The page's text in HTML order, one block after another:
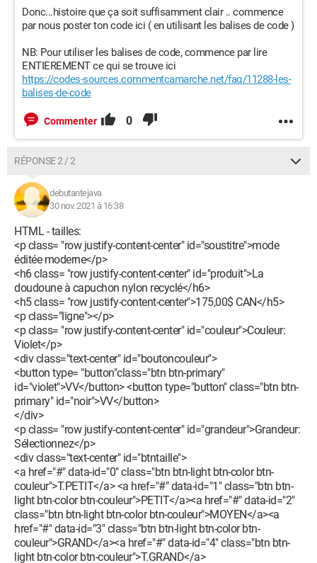
Donc...histoire que ça soit suffisamment clair .. commence
par nous poster ton code ici ( en utilisant les balises de code )
NB: Pour utiliser les balises de code, commence par lire
ENTIEREMENT ce qui se trouve ici
https://codes-sources.commentcamarche.net/faq/11288-les-
balises-de-code
Commenter 0
RÉPONSE 2 / 2
debutantejava
30 nov. 2021 à 16:38
HTML - tailles:
<p class= "row justify-content-center" id="soustitre">mode
éditée moderne</p>
<h6 class= "row justify-content-center" id="produit">La
doudoune à capuchon nylon recyclé</h6>
<h5 class= "row justify-content-center">175,00$ CAN</h5>
<p class="ligne"></p>
<p class= "row justify-content-center" id="couleur">Couleur:
Violet</p>
<div class="text-center" id="boutoncouleur">
<button type= "button"class="btn btn-primary"
id="violet">VV</button> <button type="button" class="btn btn-
primary" id="noir">VV</button>
</div>
<p class= "row justify-content-center" id="grandeur">Grandeur:
Sélectionnez</p>
<div class="text-center" id="btntaille">
<a href="#" data-id="0" class="btn btn-light btn-color btn-
couleur">T.PETIT</a> <a href="#" data-id="1" class="btn btn-
light btn-color btn-couleur">PETIT</a><a href="#" data-id="2"
class="btn btn-light btn-color btn-couleur">MOYEN</a><a
href="#" data-id="3" class="btn btn-light btn-color btn-
couleur">GRAND</a><a href="#" data-id="4" class="btn btn-
light btn-color btn-couleur">T.GRAND</a>